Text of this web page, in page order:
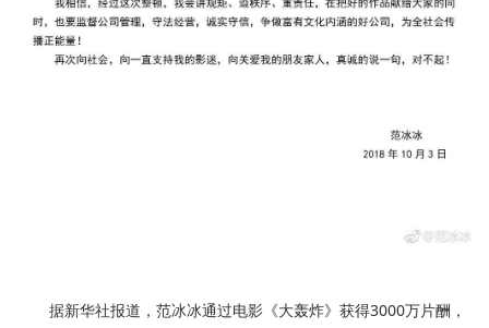
据新华社报道，范冰冰通过电影《大轰炸》获得3000万片酬，